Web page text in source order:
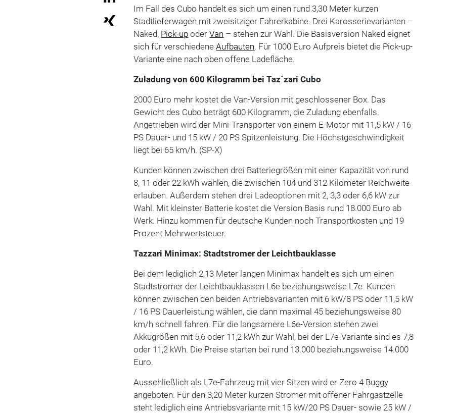
Im Fall des Cubo handelt es sich um einen rund 3,30 Meter kurzen
Stadtlieferwagen mit zweisitziger Fahrerkabine. Drei Karosserievarianten –
Naked, Pick-up oderVan – stehen zur Wahl. Die Basisversion Naked eignet
sich für verschiedeneAufbauten. Für 1000 Euro Aufpreis bietet die Pick-up-
Variante eine nach oben offene Ladefläche.
Zuladung von 600 Kilogramm bei Taz´zari Cubo
2000 Euro mehr kostet die Van-Version mit geschlossener Box. Das
Gewicht des Cubo beträgt 600 Kilogramm, die Zuladung ebenfalls.
Angetrieben wird der Mini-Transporter von einem E-Motor mit 11,5 kW / 16
PS Dauer- und 15 kW / 20 PS Spitzenleistung. Die Höchstgeschwindigkeit
liegt bei 65 km/h. (SP-X)
Kunden können zwischen drei Batteriegrößen mit einer Kapazität von rund
8, 11 oder 22 kWh wählen, die zwischen 104 und 312 Kilometer Reichweite
erlauben. Außerdem stehen drei Ladeoptionen mit 2, 3,3 oder 6,6 kW zur
Wahl. Mit kleinster Batterie kostet die Version Basis rund 18.000 Euro ab
Werk. Hinzu kommen für deutsche Kunden noch Transportkosten und 19
Prozent Mehrwertsteuer.
Tazzari Minimax: Stadtstromer der Leichtbauklasse
Bei dem lediglich 2,13 Meter langen Minimax handelt es sich um einen
Stadtstromer der Leichtbauklassen L6e beziehungsweise L7e. Kunden
können zwischen den beiden Antriebsvarianten mit 6 kW/8 PS oder 11,5 kW
/ 16 PS Dauerleistung wählen, die dann maximal 45 beziehungsweise 80
km/h schnell fahren. Für die langsamere L6e-Version stehen zwei
Akkugrößen mit 5,6 oder 11,2 kWh zur Wahl, bei der L7e-Variante sind es 7,8
oder 11,2 kWh. Die Preise starten bei rund 13.000 beziehungsweise 14.000
Euro.
Ausschließlich als L7e-Fahrzeug mit vier Sitzen wird er Zero 4 Buggy
angeboten. Für den 3,20 Meter kurzen Stromer mit offener Fahrgastzelle
steht lediglich eine Antriebsvariante mit 15 kW/20 PS Dauer- sowie 25 kW /